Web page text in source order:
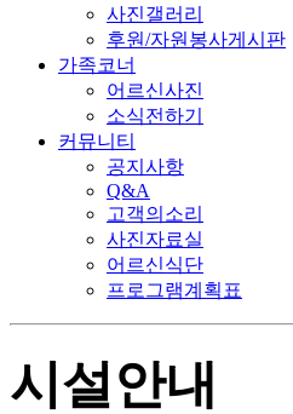
사진갤러리
후원/자원봉사게시판
가족코너
어르신사진
소식전하기
커뮤니티
공지사항
Q&A
고객의소리
사진자료실
어르신식단
프로그램계획표
시설안내